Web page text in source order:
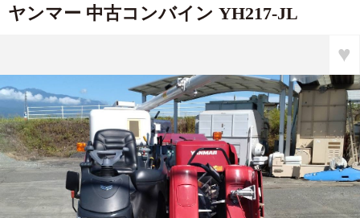
ヤンマー 中古コンバイン YH217-JL
♥